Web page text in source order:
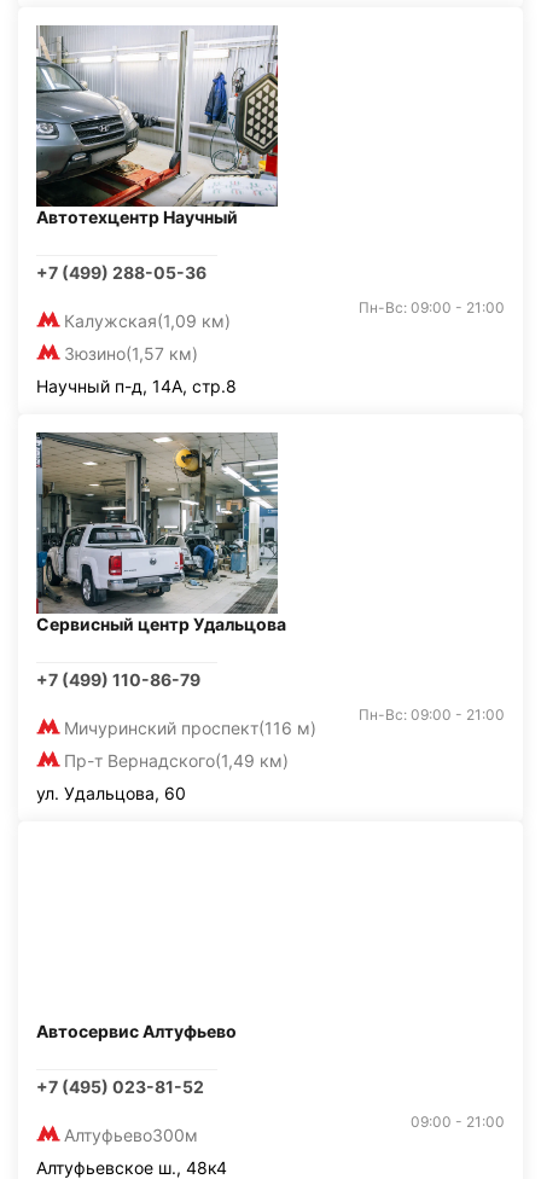
Автотехцентр Научный
+7 (499) 288-05-36
Калужская(1,09 км)
Зюзино(1,57 км)
Пн-Вс: 09:00 - 21:00
Научный п-д, 14А, стр.8
Сервисный центр Удальцова
+7 (499) 110-86-79
Мичуринский проспект(116 м)
Пр-т Вернадского(1,49 км)
Пн-Вс: 09:00 - 21:00
ул. Удальцова, 60
Автосервис Алтуфьево
+7 (495) 023-81-52
Алтуфьево300м
09:00 - 21:00
Алтуфьевское ш., 48к4